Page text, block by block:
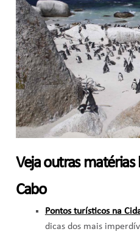
Veja outras matérias
Cabo
Pontos turísticos na
dicas dos mais